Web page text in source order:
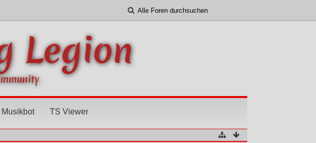
Legion
Musikbot TS Viewer